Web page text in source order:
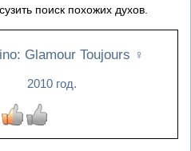
поиск похожих духов.
Glamour Toujours ♀
2010 год.